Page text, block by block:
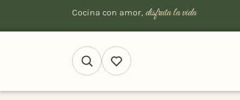
Cocina con amor, disfruta la vida